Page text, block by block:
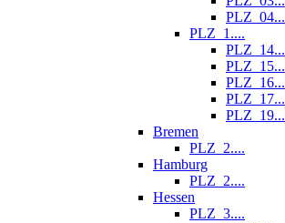
PLZ_04...
PLZ_1....
PLZ_14...
PLZ_15...
PLZ_16...
PLZ_17...
PLZ_19...
Bremen
PLZ_2....
Hamburg
PLZ_2....
Hessen
PLZ_3....